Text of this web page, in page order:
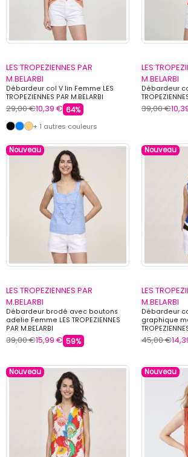
LES TROPEZIENNES PAR
M.BELARBI
Débardeur col V lin Femme LES
TROPEZIENNES PAR M.BELARBI
29,00 €10,39 € 64%
+ 1 autres couleurs
LES
M.BELARBI
Débardeur
39,00 €
Nouveau
LES TROPEZIENNES PAR
M.BELARBI
Débardeur brodé avec boutons
adelie Femme LES TROPEZIENNES
PAR M.BELARBI
39,00 €15,99 € 59%
Nouveau
LES
M.BELARBI
Débardeur
graphique
45,00 €
Nouveau Nouveau